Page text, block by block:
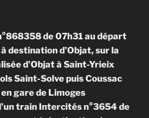
de 07h31 au départ
destination d’Objat, sur la
d’Objat à Saint-Yrieix
Saint-Solve puis Coussac
gare de Limoges
train Intercités n°3654 de